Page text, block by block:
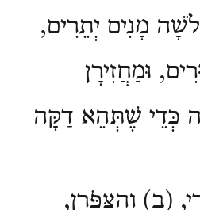
מָנִים יְתֵרִים,
וּמַחֲזִירָן
כְּדֵי שֶׁתְּהֵא דַקָּה
)ב) וְהַצִּפֹּרֶן,